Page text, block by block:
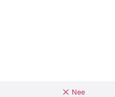
Nee